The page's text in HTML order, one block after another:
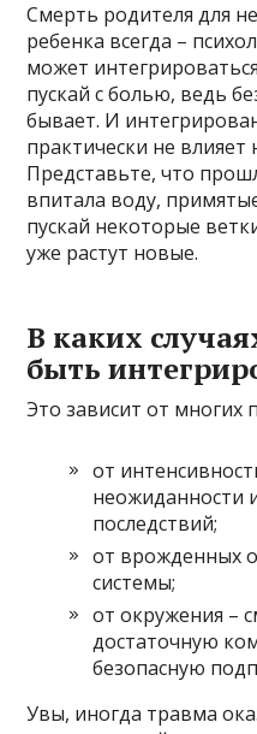
Смерть родителя для
ребенка всегда –
может
пускай с болью, ведь
бывает. И
практически не
Представьте, что
впитала воду,
пускай некоторые
уже растут новые.
В каких
быть
Это зависит от многих
от
неожиданности
последствий;
от врожденных
системы;
от окружения –
достаточную
безопасную
Увы, иногда травма